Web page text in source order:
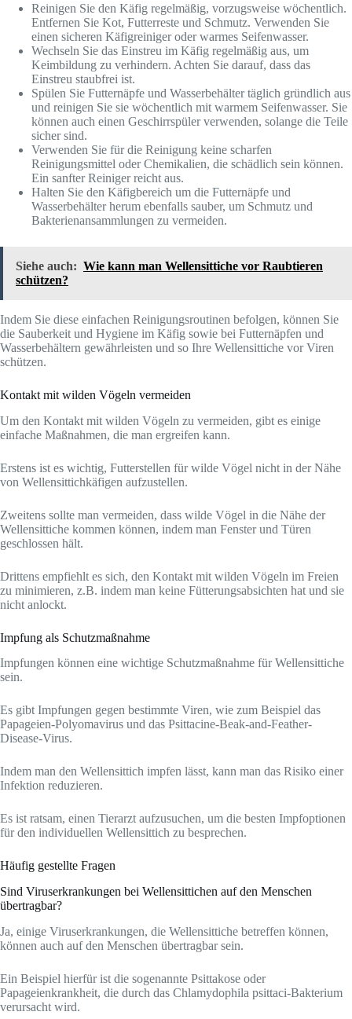
Reinigen Sie den Käfig regelmäßig, vorzugsweise wöchentlich.
Entfernen Sie Kot, Futterreste und Schmutz. Verwenden Sie
einen sicheren Käfigreiniger oder warmes Seifenwasser.
Wechseln Sie das Einstreu im Käfig regelmäßig aus, um
Keimbildung zu verhindern. Achten Sie darauf, dass das
Einstreu staubfrei ist.
Spülen Sie Futternäpfe und Wasserbehälter täglich gründlich aus
und reinigen Sie sie wöchentlich mit warmem Seifenwasser. Sie
können auch einen Geschirrspüler verwenden, solange die Teile
sicher sind.
Verwenden Sie für die Reinigung keine scharfen
Reinigungsmittel oder Chemikalien, die schädlich sein können.
Ein sanfter Reiniger reicht aus.
Halten Sie den Käfigbereich um die Futternäpfe und
Wasserbehälter herum ebenfalls sauber, um Schmutz und
Bakterienansammlungen zu vermeiden.
Siehe auch: Wie kann man Wellensittiche vor Raubtieren
schützen?
Indem Sie diese einfachen Reinigungsroutinen befolgen, können Sie
die Sauberkeit und Hygiene im Käfig sowie bei Futternäpfen und
Wasserbehältern gewährleisten und so Ihre Wellensittiche vor Viren
schützen.
Kontakt mit wilden Vögeln vermeiden
Um den Kontakt mit wilden Vögeln zu vermeiden, gibt es einige
einfache Maßnahmen, die man ergreifen kann.
Erstens ist es wichtig, Futterstellen für wilde Vögel nicht in der Nähe
von Wellensittichkäfigen aufzustellen.
Zweitens sollte man vermeiden, dass wilde Vögel in die Nähe der
Wellensittiche kommen können, indem man Fenster und Türen
geschlossen hält.
Drittens empfiehlt es sich, den Kontakt mit wilden Vögeln im Freien
zu minimieren, z.B. indem man keine Fütterungsabsichten hat und sie
nicht anlockt.
Impfung als Schutzmaßnahme
Impfungen können eine wichtige Schutzmaßnahme für Wellensittiche
sein.
Es gibt Impfungen gegen bestimmte Viren, wie zum Beispiel das
Papageien-Polyomavirus und das Psittacine-Beak-and-Feather-
Disease-Virus.
Indem man den Wellensittich impfen lässt, kann man das Risiko einer
Infektion reduzieren.
Es ist ratsam, einen Tierarzt aufzusuchen, um die besten Impfoptionen
für den individuellen Wellensittich zu besprechen.
Häufig gestellte Fragen
Sind Viruserkrankungen bei Wellensittichen auf den Menschen
übertragbar?
Ja, einige Viruserkrankungen, die Wellensittiche betreffen können,
können auch auf den Menschen übertragbar sein.
Ein Beispiel hierfür ist die sogenannte Psittakose oder
Papageienkrankheit, die durch das Chlamydophila psittaci-Bakterium
verursacht wird.